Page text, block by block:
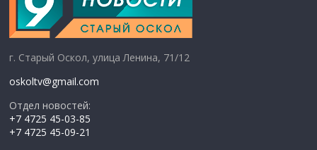
г. Старый Оскол, улица Ленина, 71/12
oskoltv@gmail.com
Отдел новостей:
+7 4725 45-03-85
+7 4725 45-09-21